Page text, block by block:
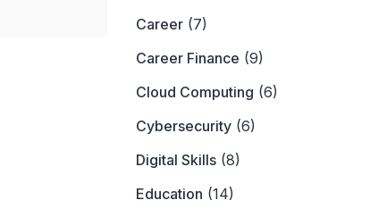
Career (7)
Career Finance (9)
Cloud Computing (6)
Cybersecurity (6)
Digital Skills (8)
Education (14)